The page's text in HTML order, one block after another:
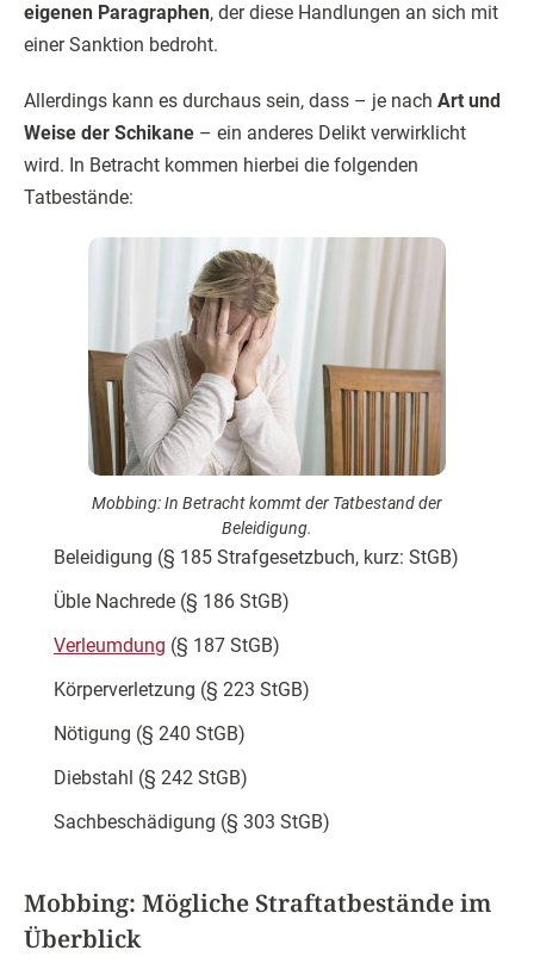
eigenen Paragraphen, der diese Handlungen an sich mit
einer Sanktion bedroht.
Allerdings kann es durchaus sein, dass – je nach Art und
Weise der Schikane – ein anderes Delikt verwirklicht
wird. In Betracht kommen hierbei die folgenden
Tatbestände:
Mobbing: In Betracht kommt der Tatbestand der
Beleidigung.
Beleidigung (§ 185 Strafgesetzbuch, kurz: StGB)
Üble Nachrede (§ 186 StGB)
Verleumdung (§ 187 StGB)
Körperverletzung (§ 223 StGB)
Nötigung (§ 240 StGB)
Diebstahl (§ 242 StGB)
Sachbeschädigung (§ 303 StGB)
Mobbing: Mögliche Straftatbestände im
Überblick